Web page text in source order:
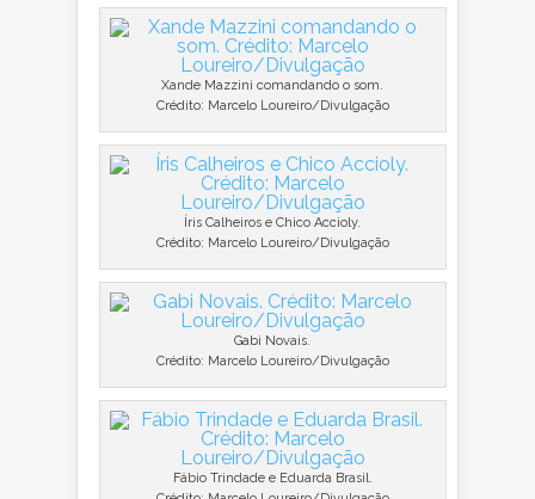
Xande Mazzini comandando o som.
Crédito: Marcelo Loureiro/Divulgação
Íris Calheiros e Chico Accioly.
Crédito: Marcelo Loureiro/Divulgação
Gabi Novais.
Crédito: Marcelo Loureiro/Divulgação
Fábio Trindade e Eduarda Brasil.